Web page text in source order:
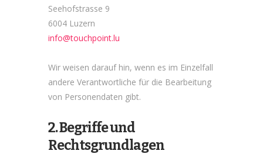
Seehofstrasse 9
6004 Luzern
info@touchpoint.lu
Wir weisen darauf hin, wenn es im Einzelfall
andere Verantwortliche für die Bearbeitung
von Personendaten gibt.
2. Begriffe und
Rechtsgrundlagen